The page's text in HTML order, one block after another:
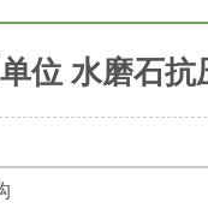
位 水磨石